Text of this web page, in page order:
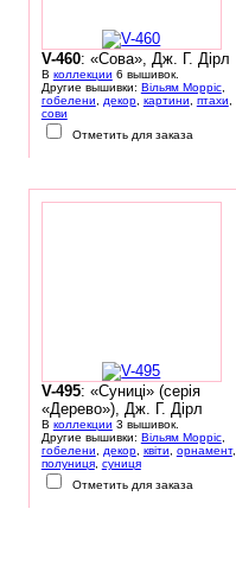
V-460: «Сова», Дж. Г. Дірл
В коллекции 6 вышивок.
Другие вышивки: Вільям Морріс,
гобелени, декор, картини, птахи,
сови
Отметить для заказа
V-495: «Суниці» (серія
«Дерево»), Дж. Г. Дірл
В коллекции 3 вышивок.
Другие вышивки: Вільям Морріс,
гобелени, декор, квіти, орнамент,
полуниця, суниця
Отметить для заказа